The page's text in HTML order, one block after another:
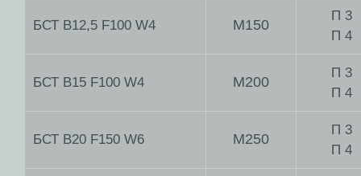
БСТ В12,5 F100 W4 М150
П 3
П 4
БСТ В15 F100 W4 М200
П 3
П 4
БСТ В20 F150 W6 М250
П 3
П 4